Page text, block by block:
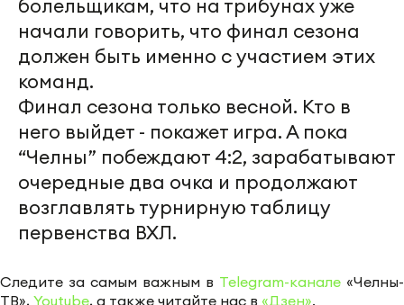
болельщикам, что на трибунах уже
начали говорить, что финал сезона
должен быть именно с участием этих
команд.
Финал сезона только весной. Кто в
него выйдет - покажет игра. А пока
“Челны” побеждают 4:2, зарабатывают
очередные два очка и продолжают
возглавлять турнирную таблицу
первенства ВХЛ.
Следите за самым важным в Telegram-канале «Челны-
ТВ», Youtube, а также читайте нас в «Дзен».